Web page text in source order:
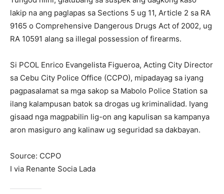
lakip na ang paglapas sa Sections 5 ug 11, Article 2 sa RA
9165 o Comprehensive Dangerous Drugs Act of 2002, ug
RA 10591 alang sa illegal possession of firearms.
Si PCOL Enrico Evangelista Figueroa, Acting City Director
sa Cebu City Police Office (CCPO), mipadayag sa iyang
pagpasalamat sa mga sakop sa Mabolo Police Station sa
ilang kalampusan batok sa drogas ug kriminalidad. Iyang
gisaad nga magpabilin lig-on ang kapulisan sa kampanya
aron masiguro ang kalinaw ug seguridad sa dakbayan.
Source: CCPO
I via Renante Socia Lada